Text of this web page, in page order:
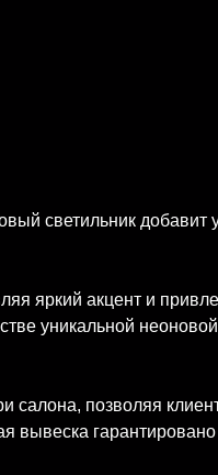
светильник добавит
яркий акцент и
уникальной
салона, позволяя
вывеска